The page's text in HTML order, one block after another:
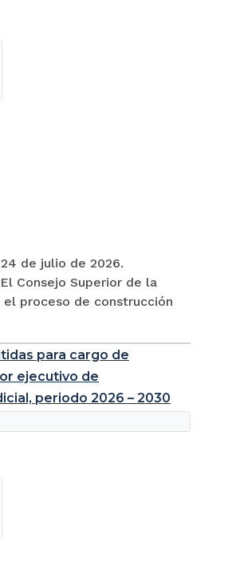
de julio de 2026.
Consejo Superior de la
proceso de construcción
para cargo de
ejecutivo de
periodo 2026 – 2030